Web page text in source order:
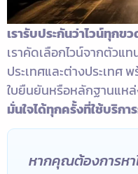
เรารับประกันว่าไวน์ทุกข
เราคัดเลือกไวน์จากตัวแ
ประเทศและต่างประเท
ใบยืนยันหรือหลักฐานแห
มั่นใจได้ทุกครั้งที่ใช้บริกา
หากคุณต้องการหา